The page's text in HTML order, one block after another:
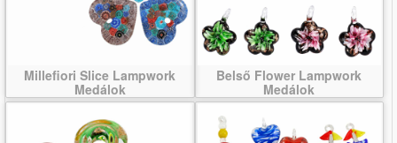
Millefiori Slice Lampwork
Medálok
Belső Flower Lampwork
Medálok